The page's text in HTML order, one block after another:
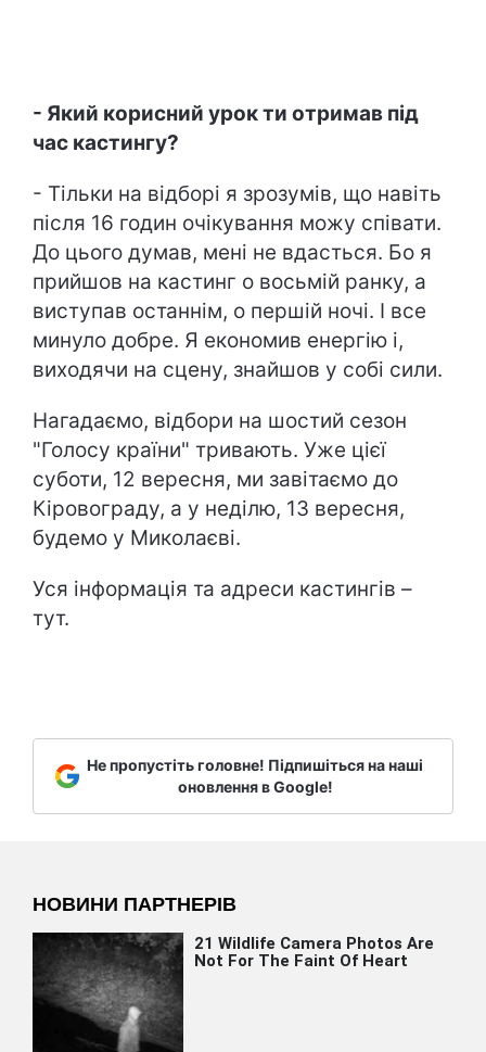
- Який корисний урок ти отримав під
час кастингу?
- Тільки на відборі я зрозумів, що навіть
після 16 годин очікування можу співати.
До цього думав, мені не вдасться. Бо я
прийшов на кастинг о восьмій ранку, а
виступав останнім, о першій ночі. І все
минуло добре. Я економив енергію і,
виходячи на сцену, знайшов у собі сили.
Нагадаємо, відбори на шостий сезон
"Голосу країни" тривають. Уже цієї
суботи, 12 вересня, ми завітаємо до
Кіровограду, а у неділю, 13 вересня,
будемо у Миколаєві.
Уся інформація та адреси кастингів –
тут.
Не пропустіть головне! Підпишіться на наші
оновлення в Google!